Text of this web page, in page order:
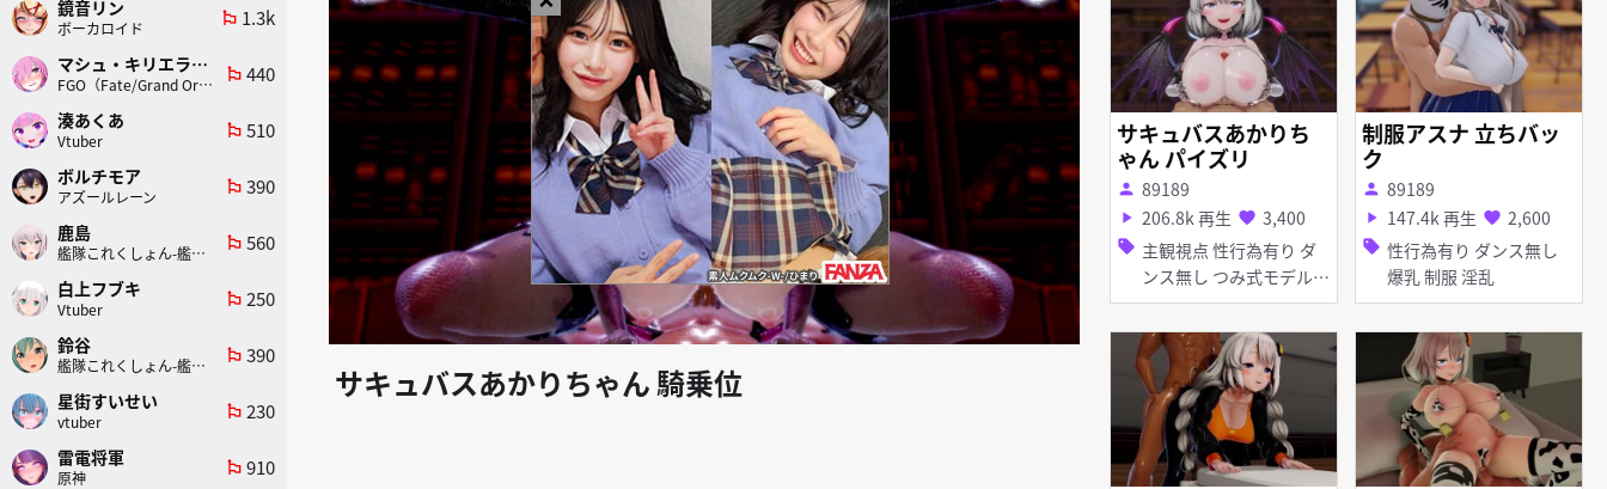
play_arrow
サキュバスあかりちゃん 騎乗位
サキュバスあかりち
ゃん パイズリ
person 89189
play_arrow 206.8k 再生 favorite 3,400
sell 主観視点 性行為有り ダ
ンス無し つみ式モデル
巨乳 パイズリ 女性上位
制服アスナ 立ちバッ
ク
person 89189
play_arrow 147.4k 再生 favorite 2,600
sell 性行為有り ダンス無し
爆乳 制服 淫乱
鏡音リン
ボーカロイド
emoji_flags 1.3k
マシュ・キリエライト
FGO（Fate/Grand Order）
emoji_flags 440
湊あくあ
Vtuber
emoji_flags 510
ボルチモア
アズールレーン
emoji_flags 390
鹿島
艦隊これくしょん-艦これ-
emoji_flags 560
白上フブキ
Vtuber
emoji_flags 250
鈴谷
艦隊これくしょん-艦これ-
emoji_flags 390
星街すいせい
vtuber
emoji_flags 230
雷電将軍
原神
emoji_flags 910